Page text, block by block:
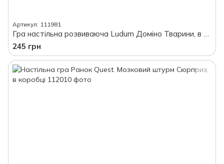
Артикул: 111981
Гра настільна розвиваюча Ludum Доміно Тварини, в коробці
245 грн